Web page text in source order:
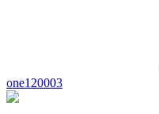
one120003